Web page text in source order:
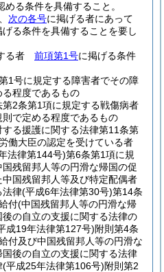
る条件を具備すること。
次の各号に掲げる者にあって
げる条件を具備することを要し
る者 前項第1号に掲げる条件
1号に規定する障害者でその障
程度であるもの
2条第1項に規定する戦傷病者
で定める程度であるもの
する援護に関する法律第11条第
働大臣の認定を受けている者
法律第144号)第6条第1項に規
残留邦人等の円滑な帰国の促
国残留邦人等及び特定配偶者
法律(平成6年法律第30号)第14条
付(中国残留邦人等の円滑な帰
の自立の支援に関する法律の
成19年法律第127号)附則第4条
付及び中国残留邦人等の円滑な
後の自立の支援に関する法律
(平成25年法律第106号)附則第2